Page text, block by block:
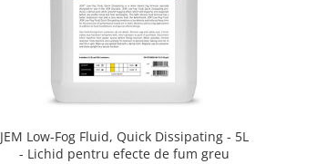
JEM Low-Fog Fluid, Quick Dissipating - 5L
- Lichid pentru efecte de fum greu